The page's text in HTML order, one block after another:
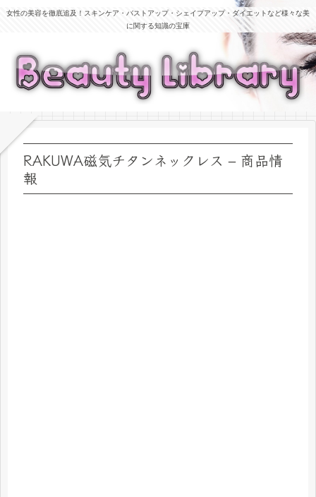
女性の美容を徹底追及！スキンケア・バストアップ・シェイプアップ・ダイエットなど様々な美
に関する知識の宝庫
RAKUWA磁気チタンネックレス – 商品情
報